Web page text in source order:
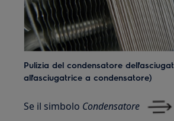
Pulizia del condensatore
all'asciugatrice a condensatore)
Se il simbolo Condensatore